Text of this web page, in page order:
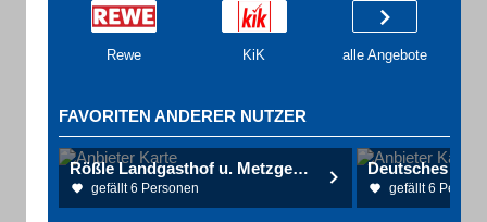
Rewe KiK alle Angebote
FAVORITEN ANDERER NUTZER
Rößle Landgasthof u. Metzgerei Inh. Fam. Alber
gefällt 6 Personen
Deutsches
gefällt 6